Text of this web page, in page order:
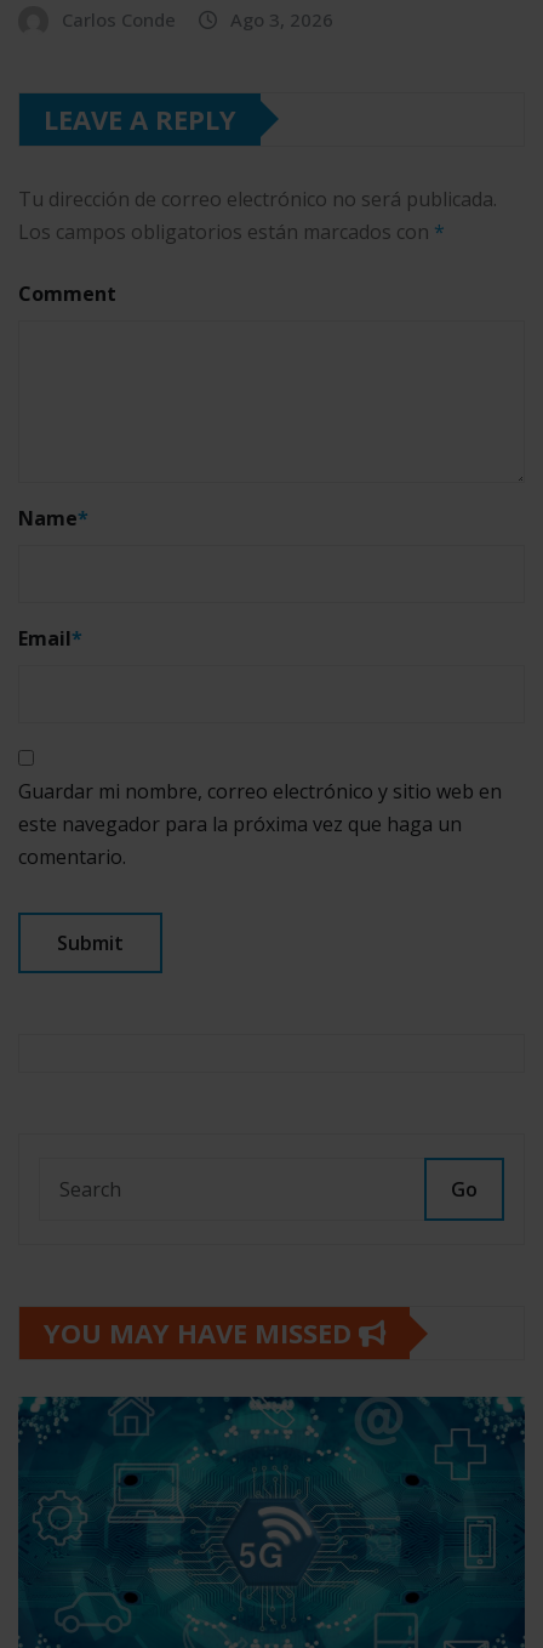
Carlos Conde Ago 3, 2026
LEAVE A REPLY
Tu dirección de correo electrónico no será publicada.
Los campos obligatorios están marcados con *
Comment
Name*
Email*
Guardar mi nombre, correo electrónico y sitio web en
este navegador para la próxima vez que haga un
comentario.
Go
YOU MAY HAVE MISSED